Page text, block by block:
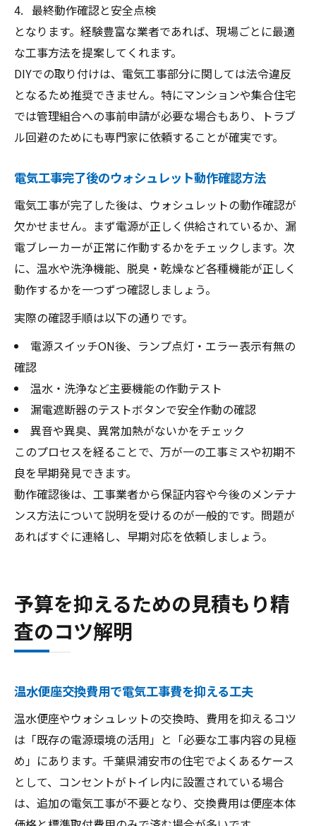
最終動作確認と安全点検
となります。経験豊富な業者であれば、現場ごとに最適
な工事方法を提案してくれます。
DIYでの取り付けは、電気工事部分に関しては法令違反
となるため推奨できません。特にマンションや集合住宅
では管理組合への事前申請が必要な場合もあり、トラブ
ル回避のためにも専門家に依頼することが確実です。
電気工事完了後のウォシュレット動作確認方法
電気工事が完了した後は、ウォシュレットの動作確認が
欠かせません。まず電源が正しく供給されているか、漏
電ブレーカーが正常に作動するかをチェックします。次
に、温水や洗浄機能、脱臭・乾燥など各種機能が正しく
動作するかを一つずつ確認しましょう。
実際の確認手順は以下の通りです。
電源スイッチON後、ランプ点灯・エラー表示有無の
確認
温水・洗浄など主要機能の作動テスト
漏電遮断器のテストボタンで安全作動の確認
異音や異臭、異常加熱がないかをチェック
このプロセスを経ることで、万が一の工事ミスや初期不
良を早期発見できます。
動作確認後は、工事業者から保証内容や今後のメンテナ
ンス方法について説明を受けるのが一般的です。問題が
あればすぐに連絡し、早期対応を依頼しましょう。
予算を抑えるための見積もり精
査のコツ解明
温水便座交換費用で電気工事費を抑える工夫
温水便座やウォシュレットの交換時、費用を抑えるコツ
は「既存の電源環境の活用」と「必要な工事内容の見極
め」にあります。千葉県浦安市の住宅でよくあるケース
として、コンセントがトイレ内に設置されている場合
は、追加の電気工事が不要となり、交換費用は便座本体